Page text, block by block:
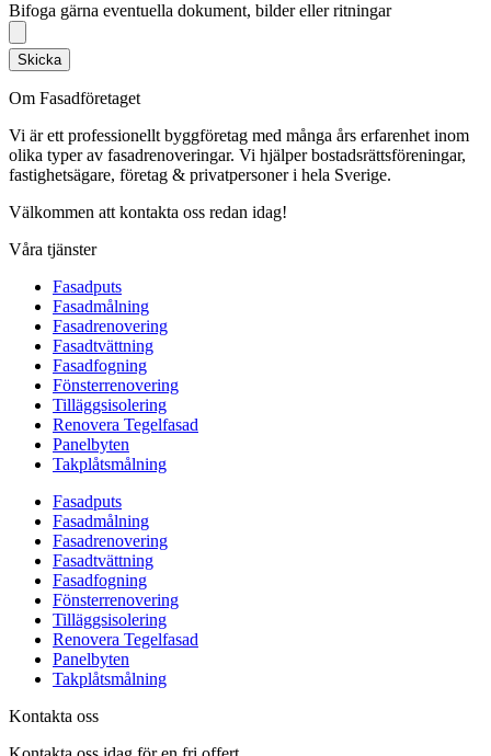
Bifoga gärna eventuella dokument, bilder eller ritningar
Skicka
Om Fasadföretaget
Vi är ett professionellt byggföretag med många års erfarenhet inom
olika typer av fasadrenoveringar. Vi hjälper bostadsrättsföreningar,
fastighetsägare, företag & privatpersoner i hela Sverige.
Välkommen att kontakta oss redan idag!
Våra tjänster
Fasadputs
Fasadmålning
Fasadrenovering
Fasadtvättning
Fasadfogning
Fönsterrenovering
Tilläggsisolering
Renovera Tegelfasad
Panelbyten
Takplåtsmålning
Fasadputs
Fasadmålning
Fasadrenovering
Fasadtvättning
Fasadfogning
Fönsterrenovering
Tilläggsisolering
Renovera Tegelfasad
Panelbyten
Takplåtsmålning
Kontakta oss